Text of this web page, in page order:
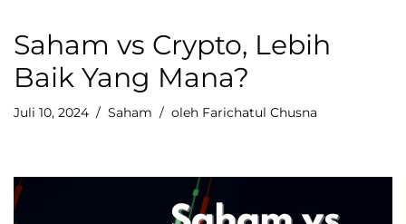
Saham vs Crypto, Lebih
Baik Yang Mana?
Juli 10, 2024 Saham oleh Farichatul Chusna